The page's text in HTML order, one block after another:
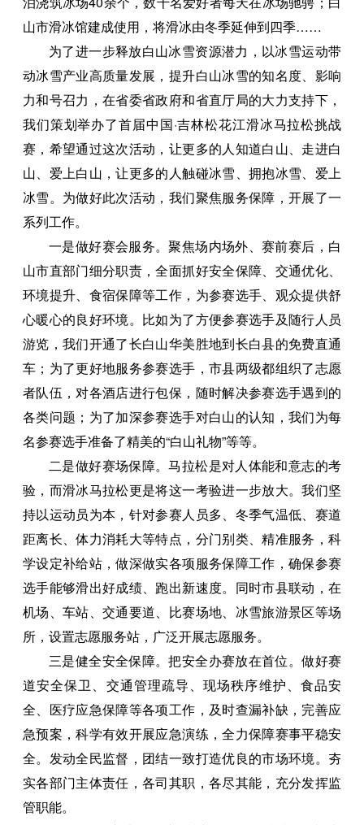
山市滑冰馆建成使用，将滑冰由冬季延伸到四季……
为了进一步释放白山冰雪资源潜力，以冰雪运动带
动冰雪产业高质量发展，提升白山冰雪的知名度、影响
力和号召力，在省委省政府和省直厅局的大力支持下，
我们策划举办了首届中国·吉林松花江滑冰马拉松挑战
赛，希望通过这次活动，让更多的人知道白山、走进白
山、爱上白山，让更多的人触碰冰雪、拥抱冰雪、爱上
冰雪。为做好此次活动，我们聚焦服务保障，开展了一
系列工作。
一是做好赛会服务。聚焦场内场外、赛前赛后，白
山市直部门细分职责，全面抓好安全保障、交通优化、
环境提升、食宿保障等工作，为参赛选手、观众提供舒
心暖心的良好环境。比如为了方便参赛选手及随行人员
游览，我们开通了长白山华美胜地到长白县的免费直通
车；为了更好地服务参赛选手，市县两级都组织了志愿
者队伍，对各酒店进行包保，随时解决参赛选手遇到的
各类问题；为了加深参赛选手对白山的认知，我们为每
名参赛选手准备了精美的“白山礼物”等等。
二是做好赛场保障。马拉松是对人体能和意志的考
验，而滑冰马拉松更是将这一考验进一步放大。我们坚
持以运动员为本，针对参赛人员多、冬季气温低、赛道
距离长、体力消耗大等特点，分门别类、精准服务，科
学设定补给站，做深做实各项服务保障工作，确保参赛
选手能够滑出好成绩、跑出新速度。同时市县联动，在
机场、车站、交通要道、比赛场地、冰雪旅游景区等场
所，设置志愿服务站，广泛开展志愿服务。
三是健全安全保障。把安全办赛放在首位。做好赛
道安全保卫、交通管理疏导、现场秩序维护、食品安
全、医疗应急保障等各项工作，及时查漏补缺，完善应
急预案，科学有效开展应急演练，全力保障赛事平稳安
全。发动全民监督，团结一致打造优良的市场环境。夯
实各部门主体责任，各司其职，各尽其能，充分发挥监
管职能。